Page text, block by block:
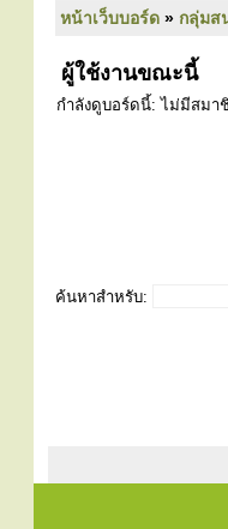
หน้าเว็บบอร์ด » กลุ่มส
ผู้ใช้งานขณะนี้
กำลังดูบอร์ดนี้: ไม่มีสมา
ค้นหาสำหรับ: